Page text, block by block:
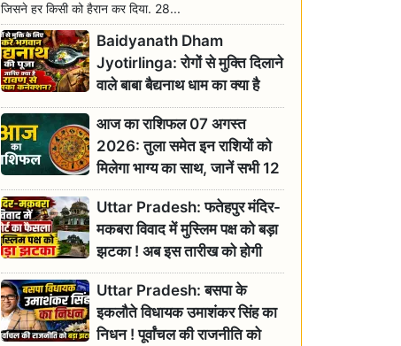
जिसने हर किसी को हैरान कर दिया. 28...
Baidyanath Dham
Jyotirlinga: रोगों से मुक्ति दिलाने
वाले बाबा बैद्यनाथ धाम का क्या है
रावण से संबंध? जानिए ज्योतिर्लिंग की
महिमा
आज का राशिफल 07 अगस्त
2026: तुला समेत इन राशियों को
मिलेगा भाग्य का साथ, जानें सभी 12
राशियों का दैनिक भाग्यफल
Uttar Pradesh: फतेहपुर मंदिर-
मकबरा विवाद में मुस्लिम पक्ष को बड़ा
झटका ! अब इस तारीख को होगी
सुनवाई
Uttar Pradesh: बसपा के
इकलौते विधायक उमाशंकर सिंह का
निधन ! पूर्वांचल की राजनीति को